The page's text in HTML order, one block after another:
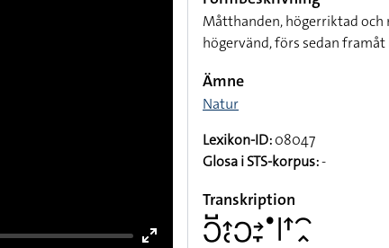
Måtthanden, högerriktad
högervänd, förs sedan
Ämne
Natur
Lexikon-ID:08047
Glosa i STS-korpus:-
Transkription
􌥋􌤹􌤴􌥗􌥋􌥔􌥙􌤟􌥼􌦃􌥯􌥿